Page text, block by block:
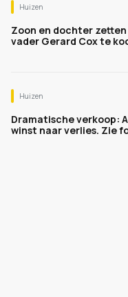
Huizen
Zoon en dochter
vader Gerard Cox te
Huizen
Dramatische verkoop:
winst naar verlies. Zie